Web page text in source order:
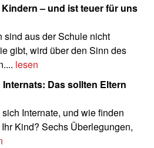
aus der Schule nicht
gibt, wird über den Sinn des
lesen
Internate, und wie finden
Kind? Sechs Überlegungen,